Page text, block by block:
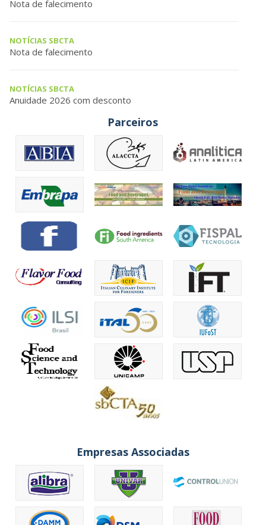
Nota de falecimento
NOTÍCIAS SBCTA
Nota de falecimento
NOTÍCIAS SBCTA
Anuidade 2026 com desconto
Parceiros
Empresas Associadas